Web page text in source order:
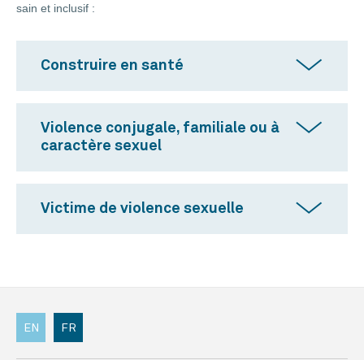
sain et inclusif :
Construire en santé
Violence conjugale, familiale ou à
caractère sexuel
Victime de violence sexuelle
EN FR